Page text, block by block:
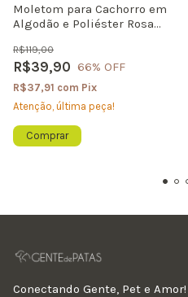
Moletom para Cachorro em
Algodão e Poliéster Rosa
R$39,90
R$119,00
66% OFF
R$37,91 com Pix
Atenção, última peça!
Comprar
Conectando Gente, Pet e Amor!